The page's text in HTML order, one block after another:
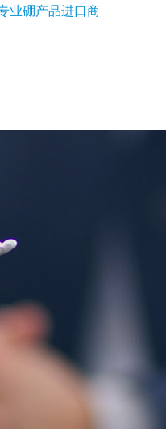
业硼产品进口商